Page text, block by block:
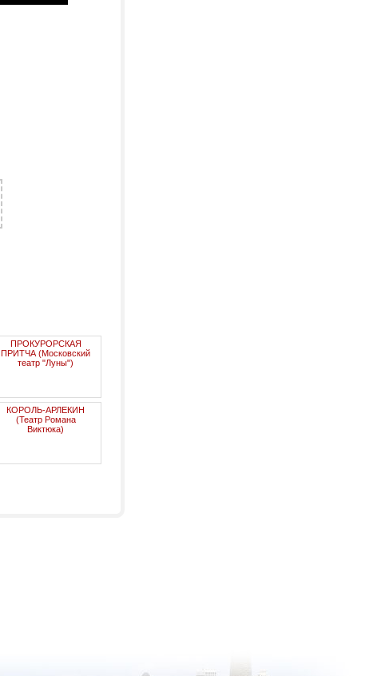
ПРОКУРОРСКАЯ
ПРИТЧА (Московский
театр "Луны")
КОРОЛЬ-АРЛЕКИН
(Театр Романа
Виктюка)